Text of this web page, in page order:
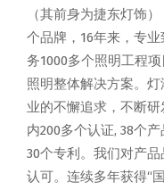
（其前身为捷东灯饰
个品牌，16年来，专业
务1000多个照明工程
照明整体解决方案。灯
业的不懈追求，不断
内200多个认证, 38个
30个专利。我们对产
认可。连续多年获得“